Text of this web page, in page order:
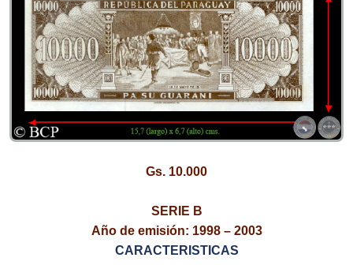
Gs. 10.000
SERIE B
Año de emisión: 1998 – 2003
CARACTERISTICAS